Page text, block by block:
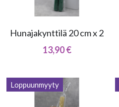
Hunajakynttilä 20 cm x 2
13,90 €
Loppuunmyyty